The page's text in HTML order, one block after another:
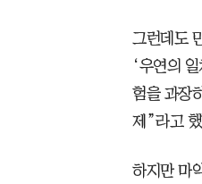
그런데도
‘우연의
험을 과장
제”라고
하지만 마